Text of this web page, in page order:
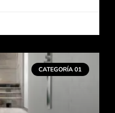
CATEGORÍA 01